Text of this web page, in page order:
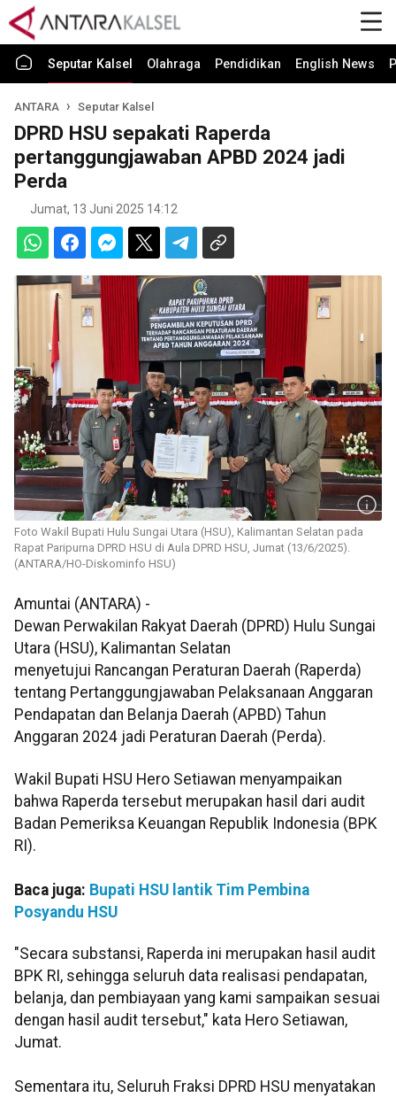
Seputar Kalsel Olahraga Pendidikan English News
ANTARA Seputar Kalsel
DPRD HSU sepakati Raperda
pertanggungjawaban APBD 2024 jadi
Perda
Jumat, 13 Juni 2025 14:12
Foto Wakil Bupati Hulu Sungai Utara (HSU), Kalimantan Selatan pada
Rapat Paripurna DPRD HSU di Aula DPRD HSU, Jumat (13/6/2025).
(ANTARA/HO-Diskominfo HSU)
Amuntai (ANTARA) -
Dewan Perwakilan Rakyat Daerah (DPRD) Hulu Sungai
Utara (HSU), Kalimantan Selatan
menyetujui Rancangan Peraturan Daerah (Raperda)
tentang Pertanggungjawaban Pelaksanaan Anggaran
Pendapatan dan Belanja Daerah (APBD) Tahun
Anggaran 2024 jadi Peraturan Daerah (Perda).
Wakil Bupati HSU Hero Setiawan menyampaikan
bahwa Raperda tersebut merupakan hasil dari audit
Badan Pemeriksa Keuangan Republik Indonesia (BPK
RI).
Baca juga: Bupati HSU lantik Tim Pembina
Posyandu HSU
"Secara substansi, Raperda ini merupakan hasil audit
BPK RI, sehingga seluruh data realisasi pendapatan,
belanja, dan pembiayaan yang kami sampaikan sesuai
dengan hasil audit tersebut," kata Hero Setiawan,
Jumat.
Sementara itu, Seluruh Fraksi DPRD HSU menyatakan